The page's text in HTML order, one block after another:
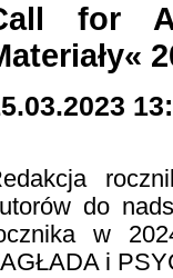
for
do
w
i